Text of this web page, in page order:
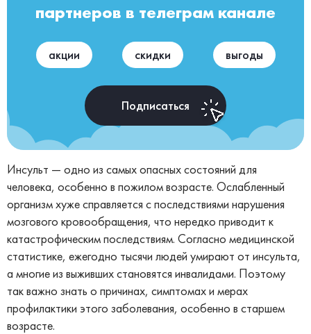
партнеров в телеграм канале
акции скидки выгоды
Подписаться
Инсульт — одно из самых опасных состояний для
человека, особенно в пожилом возрасте. Ослабленный
организм хуже справляется с последствиями нарушения
мозгового кровообращения, что нередко приводит к
катастрофическим последствиям. Согласно медицинской
статистике, ежегодно тысячи людей умирают от инсульта,
а многие из выживших становятся инвалидами. Поэтому
так важно знать о причинах, симптомах и мерах
профилактики этого заболевания, особенно в старшем
возрасте.